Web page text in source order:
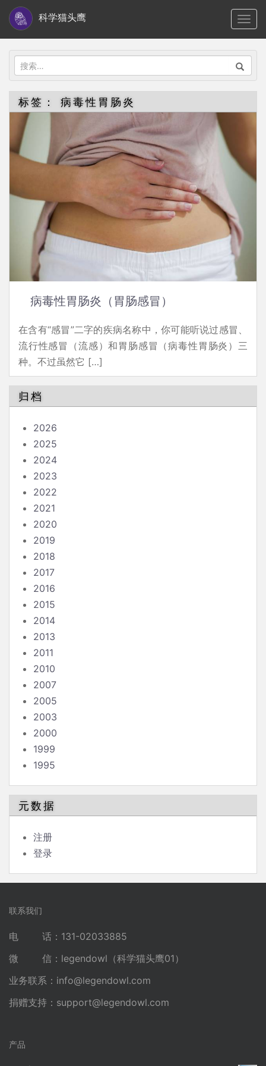
i
科学猫头鹰
搜
索：
标签： 病毒性胃肠炎
病毒性胃肠炎（胃肠感冒）
在含有“感冒”二字的疾病名称中，你可能听说过感冒、
流行性感冒（流感）和胃肠感冒（病毒性胃肠炎）三
种。不过虽然它 […]
归档
2026
2025
2024
2023
2022
2021
2020
2019
2018
2017
2016
2015
2014
2013
2011
2010
2007
2005
2003
2000
1999
1995
元数据
注册
登录
联系我们
电 话：131-02033885
微 信：legendowl（科学猫头鹰01）
业务联系： info@legendowl.com
捐赠支持： support@legendowl.com
产品